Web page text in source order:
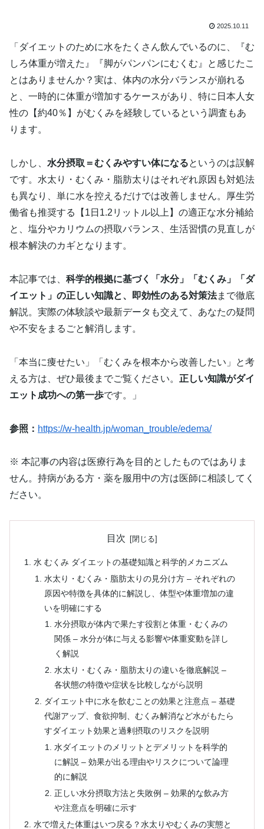
2025.10.11
「ダイエットのために水をたくさん飲んでいるのに、『む
しろ体重が増えた』『脚がパンパンにむくむ』と感じたこ
とはありませんか？実は、体内の水分バランスが崩れる
と、一時的に体重が増加するケースがあり、特に日本人女
性の【約40％】がむくみを経験しているという調査もあ
ります。
しかし、 水分摂取＝むくみやすい体になるというのは誤解
です。水太り・むくみ・脂肪太りはそれぞれ原因も対処法
も異なり、単に水を控えるだけでは改善しません。厚生労
働省も推奨する【1日1.2リットル以上】の適正な水分補給
と、塩分やカリウムの摂取バランス、生活習慣の見直しが
根本解決のカギとなります。
本記事では、 科学的根拠に基づく「水分」「むくみ」「ダ
イエット」の正しい知識と、即効性のある対策法まで徹底
解説。実際の体験談や最新データも交えて、あなたの疑問
や不安をまるごと解消します。
「本当に痩せたい」「むくみを根本から改善したい」と考
える方は、ぜひ最後までご覧ください。 正しい知識がダイ
エット成功への第一歩です。」
参照： https://w-health.jp/woman_trouble/edema/
※ 本記事の内容は医療行為を目的としたものではありま
せん。持病がある方・薬を服用中の方は医師に相談してく
ださい。
目次
水 むくみ ダイエットの基礎知識と科学的メカニズム
水太り・むくみ・脂肪太りの見分け方 – それぞれの
原因や特徴を具体的に解説し、体型や体重増加の違
いを明確にする
水分摂取が体内で果たす役割と体重・むくみの
関係 – 水分が体に与える影響や体重変動を詳し
く解説
水太り・むくみ・脂肪太りの違いを徹底解説 –
各状態の特徴や症状を比較しながら説明
ダイエット中に水を飲むことの効果と注意点 – 基礎
代謝アップ、食欲抑制、むくみ解消など水がもたら
すダイエット効果と過剰摂取のリスクを説明
水ダイエットのメリットとデメリットを科学的
に解説 – 効果が出る理由やリスクについて論理
的に解説
正しい水分摂取方法と失敗例 – 効果的な飲み方
や注意点を明確に示す
水で増えた体重はいつ戻る？水太りやむくみの実態と